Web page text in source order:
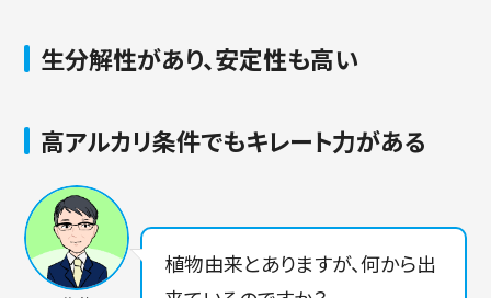
生分解性があり、安定性も高い
高アルカリ条件でもキレート力がある
植物由来とありますが、何から出